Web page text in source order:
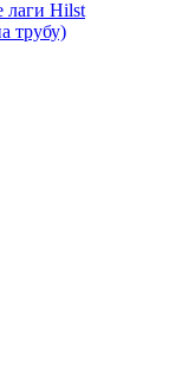
лаги Hilst
трубу)